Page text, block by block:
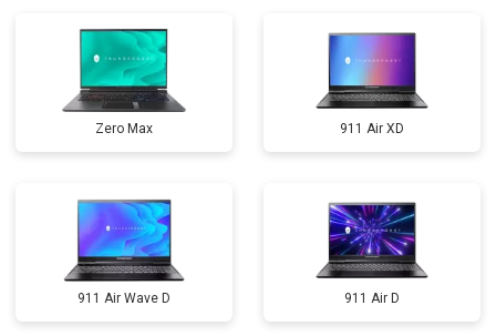
Zero Max 911 Air XD
911 Air Wave D 911 Air D